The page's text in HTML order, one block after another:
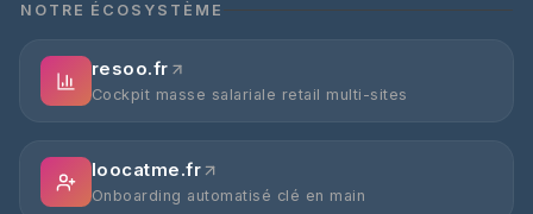
NOTRE ÉCOSYSTÈME
resoo.fr
Cockpit masse salariale retail multi-sites
loocatme.fr
Onboarding automatisé clé en main